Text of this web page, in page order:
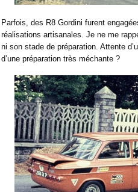
Parfois, des R8 Gordini furent
réalisations artisanales. Je ne me
ni son stade de préparation. Attente
d’une préparation très méchante ?